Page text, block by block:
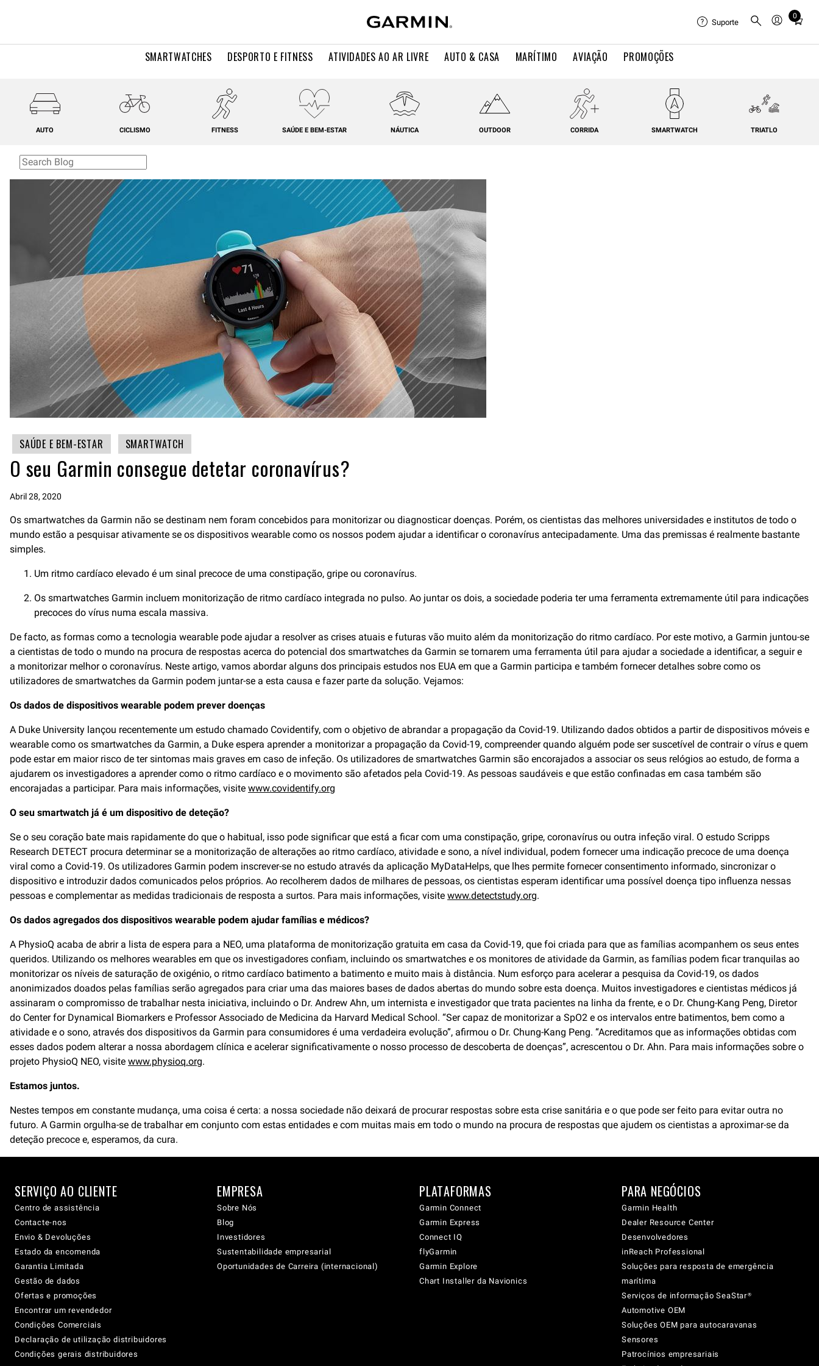
SMARTWATCHES DESPORTO E FITNESS ATIVIDADES AO AR LIVRE AUTO & CASA MARÍTIMO AVIAÇÃO PROMOÇÕES
Suporte
0
Total
in
AUTO CICLISMO FITNESS SAÚDE E BEM-ESTAR NÁUTICA OUTDOOR CORRIDA SMARTWATCH TRIATLO
SAÚDE E BEM-ESTAR SMARTWATCH
O seu Garmin consegue detetar coronavírus?
Abril 28, 2020
Os smartwatches da Garmin não se destinam nem foram concebidos para monitorizar ou diagnosticar doenças. Porém, os cientistas das melhores universidades e institutos de todo o
mundo estão a pesquisar ativamente se os dispositivos wearable como os nossos podem ajudar a identificar o coronavírus antecipadamente. Uma das premissas é realmente bastante
simples.
Um ritmo cardíaco elevado é um sinal precoce de uma constipação, gripe ou coronavírus.
Os smartwatches Garmin incluem monitorização de ritmo cardíaco integrada no pulso. Ao juntar os dois, a sociedade poderia ter uma ferramenta extremamente útil para indicações
precoces do vírus numa escala massiva.
De facto, as formas como a tecnologia wearable pode ajudar a resolver as crises atuais e futuras vão muito além da monitorização do ritmo cardíaco. Por este motivo, a Garmin juntou-se
a cientistas de todo o mundo na procura de respostas acerca do potencial dos smartwatches da Garmin se tornarem uma ferramenta útil para ajudar a sociedade a identificar, a seguir e
a monitorizar melhor o coronavírus. Neste artigo, vamos abordar alguns dos principais estudos nos EUA em que a Garmin participa e também fornecer detalhes sobre como os
utilizadores de smartwatches da Garmin podem juntar-se a esta causa e fazer parte da solução. Vejamos:
Os dados de dispositivos wearable podem prever doenças
A Duke University lançou recentemente um estudo chamado Covidentify, com o objetivo de abrandar a propagação da Covid-19. Utilizando dados obtidos a partir de dispositivos móveis e
wearable como os smartwatches da Garmin, a Duke espera aprender a monitorizar a propagação da Covid-19, compreender quando alguém pode ser suscetível de contrair o vírus e quem
pode estar em maior risco de ter sintomas mais graves em caso de infeção. Os utilizadores de smartwatches Garmin são encorajados a associar os seus relógios ao estudo, de forma a
ajudarem os investigadores a aprender como o ritmo cardíaco e o movimento são afetados pela Covid-19. As pessoas saudáveis e que estão confinadas em casa também são
encorajadas a participar. Para mais informações, visite www.covidentify.org
O seu smartwatch já é um dispositivo de deteção?
Se o seu coração bate mais rapidamente do que o habitual, isso pode significar que está a ficar com uma constipação, gripe, coronavírus ou outra infeção viral. O estudo Scripps
Research DETECT procura determinar se a monitorização de alterações ao ritmo cardíaco, atividade e sono, a nível individual, podem fornecer uma indicação precoce de uma doença
viral como a Covid-19. Os utilizadores Garmin podem inscrever-se no estudo através da aplicação MyDataHelps, que lhes permite fornecer consentimento informado, sincronizar o
dispositivo e introduzir dados comunicados pelos próprios. Ao recolherem dados de milhares de pessoas, os cientistas esperam identificar uma possível doença tipo influenza nessas
pessoas e complementar as medidas tradicionais de resposta a surtos. Para mais informações, visite www.detectstudy.org.
Os dados agregados dos dispositivos wearable podem ajudar famílias e médicos?
A PhysioQ acaba de abrir a lista de espera para a NEO, uma plataforma de monitorização gratuita em casa da Covid-19, que foi criada para que as famílias acompanhem os seus entes
queridos. Utilizando os melhores wearables em que os investigadores confiam, incluindo os smartwatches e os monitores de atividade da Garmin, as famílias podem ficar tranquilas ao
monitorizar os níveis de saturação de oxigénio, o ritmo cardíaco batimento a batimento e muito mais à distância. Num esforço para acelerar a pesquisa da Covid-19, os dados
anonimizados doados pelas famílias serão agregados para criar uma das maiores bases de dados abertas do mundo sobre esta doença. Muitos investigadores e cientistas médicos já
assinaram o compromisso de trabalhar nesta iniciativa, incluindo o Dr. Andrew Ahn, um internista e investigador que trata pacientes na linha da frente, e o Dr. Chung-Kang Peng, Diretor
do Center for Dynamical Biomarkers e Professor Associado de Medicina da Harvard Medical School. “Ser capaz de monitorizar a SpO2 e os intervalos entre batimentos, bem como a
atividade e o sono, através dos dispositivos da Garmin para consumidores é uma verdadeira evolução”, afirmou o Dr. Chung-Kang Peng. “Acreditamos que as informações obtidas com
esses dados podem alterar a nossa abordagem clínica e acelerar significativamente o nosso processo de descoberta de doenças”, acrescentou o Dr. Ahn. Para mais informações sobre o
projeto PhysioQ NEO, visite www.physioq.org.
Estamos juntos.
Nestes tempos em constante mudança, uma coisa é certa: a nossa sociedade não deixará de procurar respostas sobre esta crise sanitária e o que pode ser feito para evitar outra no
futuro. A Garmin orgulha-se de trabalhar em conjunto com estas entidades e com muitas mais em todo o mundo na procura de respostas que ajudem os cientistas a aproximar-se da
deteção precoce e, esperamos, da cura.
SERVIÇO AO CLIENTE
Centro de assistência
Contacte-nos
Envio & Devoluções
Estado da encomenda
Garantia Limitada
Gestão de dados
Ofertas e promoções
Encontrar um revendedor
Condições Comerciais
Declaração de utilização distribuidores
Condições gerais distribuidores
EMPRESA
Sobre Nós
Blog
Investidores
Sustentabilidade empresarial
Oportunidades de Carreira (internacional)
PLATAFORMAS
Garmin Connect
Garmin Express
Connect IQ
flyGarmin
Garmin Explore
Chart Installer da Navionics
PARA NEGÓCIOS
Garmin Health
Dealer Resource Center
Desenvolvedores
inReach Professional
Soluções para resposta de emergência
marítima
Serviços de informação SeaStar®
Automotive OEM
Soluções OEM para autocaravanas
Sensores
Patrocínios empresariais